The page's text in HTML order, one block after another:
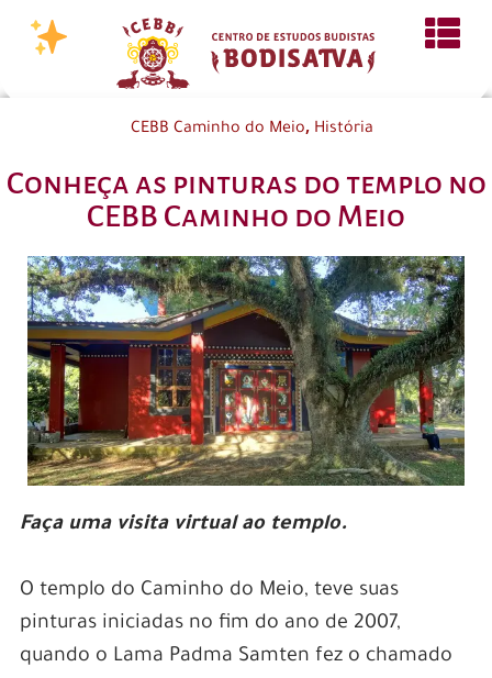
CEBB Caminho do Meio, História
Conheça as pinturas do templo no
CEBB Caminho do Meio
Faça uma visita virtual ao templo.
O templo do Caminho do Meio, teve suas
pinturas iniciadas no fim do ano de 2007,
quando o Lama Padma Samten fez o chamado